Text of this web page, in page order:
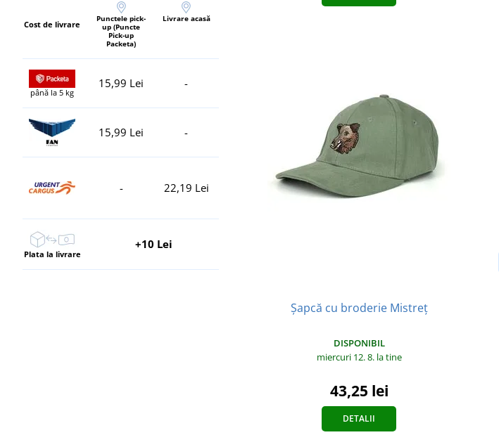
Cost de livrare
Punctele pick-
up (Puncte
Pick-up
Packeta)
Livrare acasă
până la 5 kg
15,99 Lei -
15,99 Lei -
- 22,19 Lei
Plata la livrare
+10 Lei
Șapcă cu broderie Mistreț
DISPONIBIL
miercuri 12. 8. la tine
43,25 lei
DETALII